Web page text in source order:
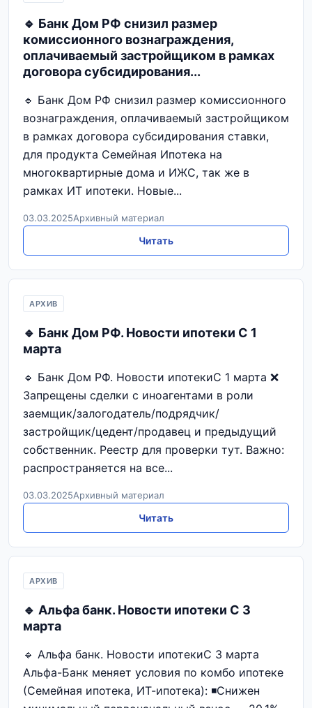
🔹 Банк Дом РФ снизил размер
комиссионного вознаграждения,
оплачиваемый застройщиком в рамках
договора субсидирования...
🔹 Банк Дом РФ снизил размер комиссионного
вознаграждения, оплачиваемый застройщиком
в рамках договора субсидирования ставки,
для продукта Семейная Ипотека на
многоквартирные дома и ИЖС, так же в
рамках ИТ ипотеки. Новые...
03.03.2025Архивный материал
Читать
АРХИВ
🔹 Банк Дом РФ. Новости ипотеки С 1
марта
🔹 Банк Дом РФ. Новости ипотекиС 1 марта ❌
Запрещены сделки с иноагентами в роли
заемщик/залогодатель/подрядчик/
застройщик/цедент/продавец и предыдущий
собственник. Реестр для проверки тут. Важно:
распространяется на все...
03.03.2025Архивный материал
Читать
АРХИВ
🔹 Альфа банк. Новости ипотеки С 3
марта
🔹 Альфа банк. Новости ипотекиС 3 марта
Альфа-Банк меняет условия по комбо ипотеке
(Семейная ипотека, ИТ-ипотека): ◾️Снижен